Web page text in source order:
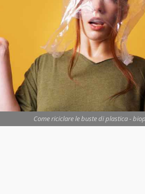
Come riciclare le buste di plastica -